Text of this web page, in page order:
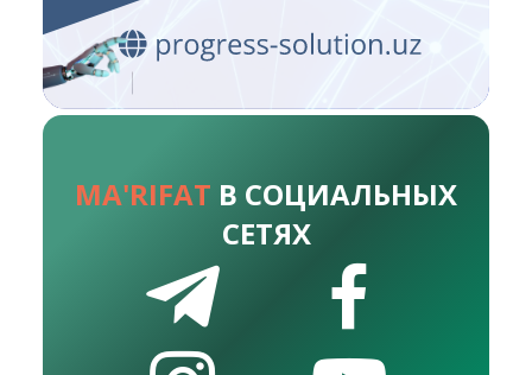
MA'RIFAT В СОЦИАЛЬНЫХ
СЕТЯХ